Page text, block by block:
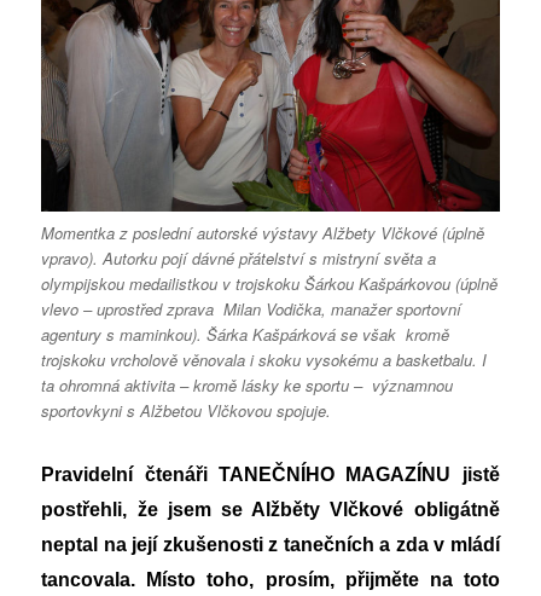
Momentka z poslední autorské výstavy Alžbety Vlčkové (úplně
vpravo). Autorku pojí dávné přátelství s mistryní světa a
olympijskou medailistkou v trojskoku Šárkou Kašpárkovou (úplně
vlevo – uprostřed zprava Milan Vodička, manažer sportovní
agentury s maminkou). Šárka Kašpárková se však kromě
trojskoku vrcholově věnovala i skoku vysokému a basketbalu. I
ta ohromná aktivita – kromě lásky ke sportu – významnou
sportovkyni s Alžbetou Vlčkovou spojuje.
Pravidelní čtenáři TANEČNÍHO MAGAZÍNU jistě
postřehli, že jsem se Alžběty Vlčkové obligátně
neptal na její zkušenosti z tanečních a zda v mládí
tancovala. Místo toho, prosím, přijměte na toto